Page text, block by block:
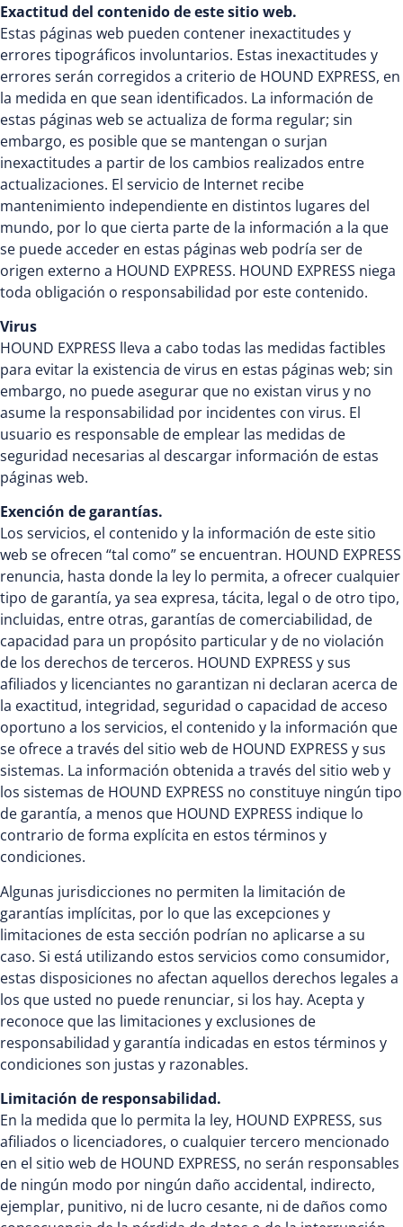
Exactitud del contenido de este sitio web.
Estas páginas web pueden contener inexactitudes y
errores tipográficos involuntarios. Estas inexactitudes y
errores serán corregidos a criterio de HOUND EXPRESS, en
la medida en que sean identificados. La información de
estas páginas web se actualiza de forma regular; sin
embargo, es posible que se mantengan o surjan
inexactitudes a partir de los cambios realizados entre
actualizaciones. El servicio de Internet recibe
mantenimiento independiente en distintos lugares del
mundo, por lo que cierta parte de la información a la que
se puede acceder en estas páginas web podría ser de
origen externo a HOUND EXPRESS. HOUND EXPRESS niega
toda obligación o responsabilidad por este contenido.
Virus
HOUND EXPRESS lleva a cabo todas las medidas factibles
para evitar la existencia de virus en estas páginas web; sin
embargo, no puede asegurar que no existan virus y no
asume la responsabilidad por incidentes con virus. El
usuario es responsable de emplear las medidas de
seguridad necesarias al descargar información de estas
páginas web.
Exención de garantías.
Los servicios, el contenido y la información de este sitio
web se ofrecen “tal como” se encuentran. HOUND EXPRESS
renuncia, hasta donde la ley lo permita, a ofrecer cualquier
tipo de garantía, ya sea expresa, tácita, legal o de otro tipo,
incluidas, entre otras, garantías de comerciabilidad, de
capacidad para un propósito particular y de no violación
de los derechos de terceros. HOUND EXPRESS y sus
afiliados y licenciantes no garantizan ni declaran acerca de
la exactitud, integridad, seguridad o capacidad de acceso
oportuno a los servicios, el contenido y la información que
se ofrece a través del sitio web de HOUND EXPRESS y sus
sistemas. La información obtenida a través del sitio web y
los sistemas de HOUND EXPRESS no constituye ningún tipo
de garantía, a menos que HOUND EXPRESS indique lo
contrario de forma explícita en estos términos y
condiciones.
Algunas jurisdicciones no permiten la limitación de
garantías implícitas, por lo que las excepciones y
limitaciones de esta sección podrían no aplicarse a su
caso. Si está utilizando estos servicios como consumidor,
estas disposiciones no afectan aquellos derechos legales a
los que usted no puede renunciar, si los hay. Acepta y
reconoce que las limitaciones y exclusiones de
responsabilidad y garantía indicadas en estos términos y
condiciones son justas y razonables.
Limitación de responsabilidad.
En la medida que lo permita la ley, HOUND EXPRESS, sus
afiliados o licenciadores, o cualquier tercero mencionado
en el sitio web de HOUND EXPRESS, no serán responsables
de ningún modo por ningún daño accidental, indirecto,
ejemplar, punitivo, ni de lucro cesante, ni de daños como